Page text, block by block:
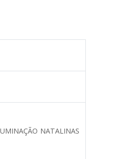
NATALINAS